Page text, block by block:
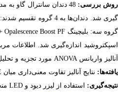
روش بررسی:
آنالیز واریانس ANOVA مورد تجزیه و تحلیل قرار گرفت.
یافته‌ها: نتایج آنالیز تفاوت معنی‌​داری میان ΔE و Δb گروه​‌ها نشان نداد (05/0
نتیجه‌گیری: استفاده از لیزر دیود و LED منجر​به دست​یابی به نتایج مشابه با روش معمول سفید​کنندگی در زمان کوتاه